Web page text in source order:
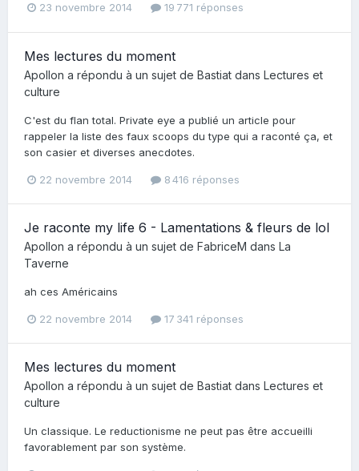
23 novembre 2014 19 771 réponses
Mes lectures du moment
Apollon a répondu à un sujet de Bastiat dans Lectures et
culture
C'est du flan total. Private eye a publié un article pour
rappeler la liste des faux scoops du type qui a raconté ça, et
son casier et diverses anecdotes.
22 novembre 2014 8 416 réponses
Je raconte my life 6 - Lamentations & fleurs de lol
Apollon a répondu à un sujet de FabriceM dans La
Taverne
ah ces Américains
22 novembre 2014 17 341 réponses
Mes lectures du moment
Apollon a répondu à un sujet de Bastiat dans Lectures et
culture
Un classique. Le reductionisme ne peut pas être accueilli
favorablement par son système.